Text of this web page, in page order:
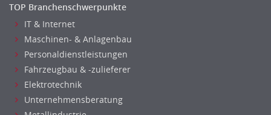
TOP Branchenschwerpunkte
IT & Internet
Maschinen- & Anlagenbau
Personaldienstleistungen
Fahrzeugbau & -zulieferer
Elektrotechnik
Unternehmensberatung